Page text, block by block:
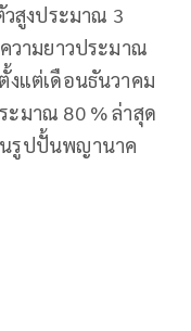
สูงประมาณ 3
วามยาวประมาณ
งแต่เดือนธันวาคม
ะมาณ 80 % ล่าสุด
นรูปปั้นพญานาค